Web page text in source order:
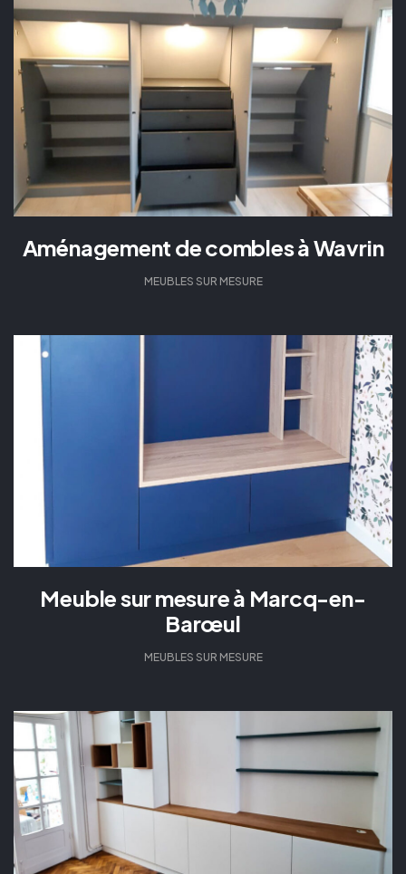
Aménagement de combles à Wavrin
MEUBLES SUR MESURE
Meuble sur mesure à Marcq-en-
Barœul
MEUBLES SUR MESURE